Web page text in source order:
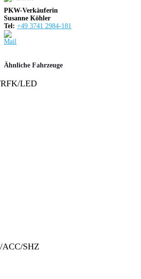
PKW-Verkäuferin
Susanne Köhler
Tel: +49 3741 2984-181
Ähnliche Fahrzeuge